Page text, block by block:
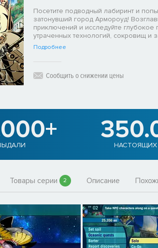
Посетите подводный лабиринт и
затонувший город Армороуд!
приключений и исследуйте
утраченных технологий, сокровищ и
Подробнее
Сообщить о снижении цены
Товары серии 2 Описание